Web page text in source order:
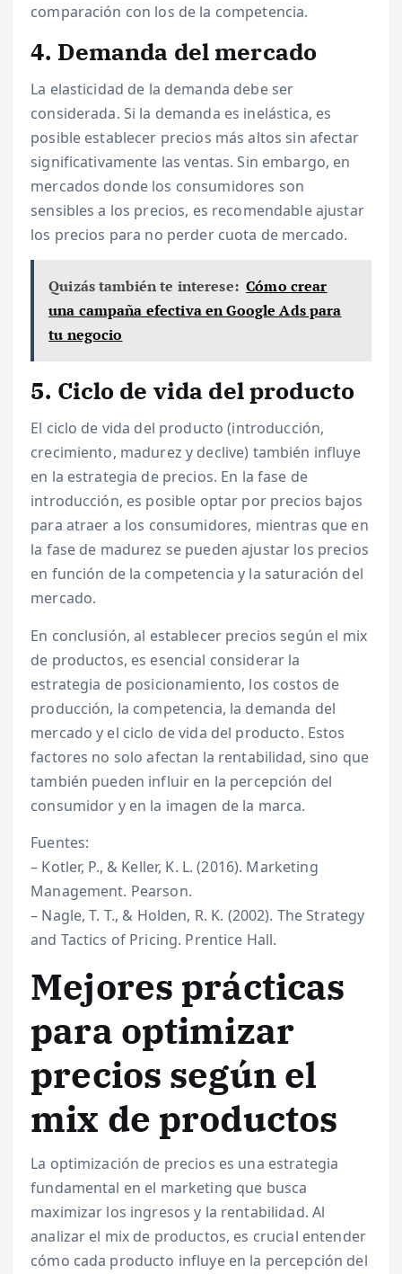
comparación con los de la competencia.
4. Demanda del mercado
La elasticidad de la demanda debe ser
considerada. Si la demanda es inelástica, es
posible establecer precios más altos sin afectar
significativamente las ventas. Sin embargo, en
mercados donde los consumidores son
sensibles a los precios, es recomendable ajustar
los precios para no perder cuota de mercado.
Quizás también te interese: Cómo crear
una campaña efectiva en Google Ads para
tu negocio
5. Ciclo de vida del producto
El ciclo de vida del producto (introducción,
crecimiento, madurez y declive) también influye
en la estrategia de precios. En la fase de
introducción, es posible optar por precios bajos
para atraer a los consumidores, mientras que en
la fase de madurez se pueden ajustar los precios
en función de la competencia y la saturación del
mercado.
En conclusión, al establecer precios según el mix
de productos, es esencial considerar la
estrategia de posicionamiento, los costos de
producción, la competencia, la demanda del
mercado y el ciclo de vida del producto. Estos
factores no solo afectan la rentabilidad, sino que
también pueden influir en la percepción del
consumidor y en la imagen de la marca.
Fuentes:
– Kotler, P., & Keller, K. L. (2016). Marketing
Management. Pearson.
– Nagle, T. T., & Holden, R. K. (2002). The Strategy
and Tactics of Pricing. Prentice Hall.
Mejores prácticas
para optimizar
precios según el
mix de productos
La optimización de precios es una estrategia
fundamental en el marketing que busca
maximizar los ingresos y la rentabilidad. Al
analizar el mix de productos, es crucial entender
cómo cada producto influye en la percepción del